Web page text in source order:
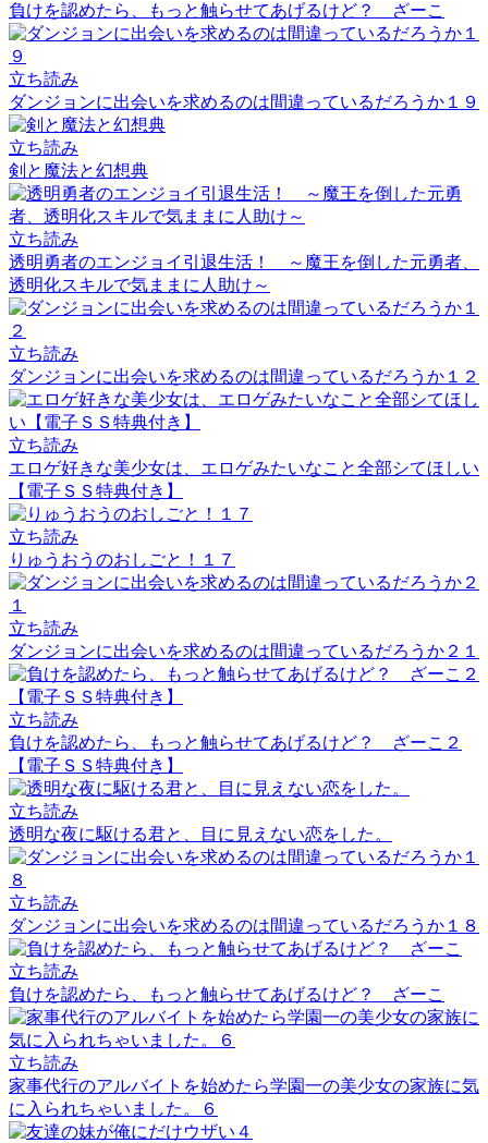
負けを認めたら、もっと触らせてあげるけど？ ざーこ
立ち読み
ダンジョンに出会いを求めるのは間違っているだろうか１９
立ち読み
剣と魔法と幻想典
立ち読み
透明勇者のエンジョイ引退生活！ ～魔王を倒した元勇者、
透明化スキルで気ままに人助け～
立ち読み
ダンジョンに出会いを求めるのは間違っているだろうか１２
立ち読み
エロゲ好きな美少女は、エロゲみたいなこと全部シてほしい
【電子ＳＳ特典付き】
立ち読み
りゅうおうのおしごと！１７
立ち読み
ダンジョンに出会いを求めるのは間違っているだろうか２１
立ち読み
負けを認めたら、もっと触らせてあげるけど？ ざーこ２
【電子ＳＳ特典付き】
立ち読み
透明な夜に駆ける君と、目に見えない恋をした。
立ち読み
ダンジョンに出会いを求めるのは間違っているだろうか１８
立ち読み
負けを認めたら、もっと触らせてあげるけど？ ざーこ
立ち読み
家事代行のアルバイトを始めたら学園一の美少女の家族に気
に入られちゃいました。６